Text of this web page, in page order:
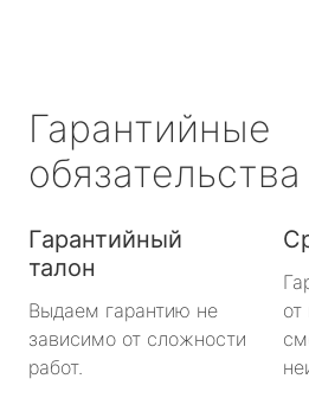
Гарантийные
обязательства
Гарантийный
талон
Выдаем гарантию не
зависимо от сложности
работ.